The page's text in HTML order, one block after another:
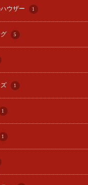
ウザー 1
5
1
1
1